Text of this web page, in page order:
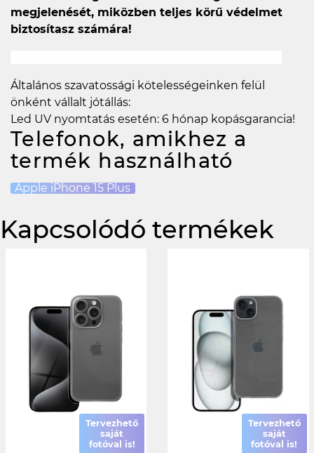
megjelenését, miközben teljes körű védelmet
biztosítasz számára!
Általános szavatossági kötelességeinken felül
önként vállalt jótállás:
Led UV nyomtatás esetén: 6 hónap kopásgarancia!
Telefonok, amikhez a
termék használható
Apple iPhone 15 Plus
Kapcsolódó termékek
Tervezhető
saját
fotóval is!
Tervezhető
saját
fotóval is!